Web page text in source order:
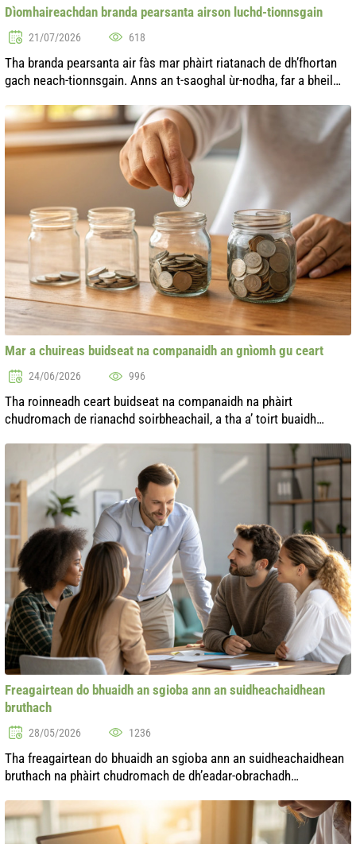
Dìomhaireachdan branda pearsanta airson luchd-tionnsgain
21/07/2026 618
Tha branda pearsanta air fàs mar phàirt riatanach de dh’fhortan
gach neach-tionnsgain. Anns an t-saoghal ùr-nodha, far a bheil
sònraichte ...
Mar a chuireas buidseat na companaidh an gnìomh gu ceart
24/06/2026 996
Tha roinneadh ceart buidseat na companaidh na phàirt
chudromach de rianachd soirbheachail, a tha a’ toirt buaidh
Ann an suidheachaidhean fa...
Freagairtean do bhuaidh an sgioba ann an suidheachaidhean
bruthach
28/05/2026 1236
Tha freagairtean do bhuaidh an sgioba ann an suidheachaidhean
bruthach na phàirt chudromach de dh’eadar-obrachadh
sgàth grunn adhbharan: bho...